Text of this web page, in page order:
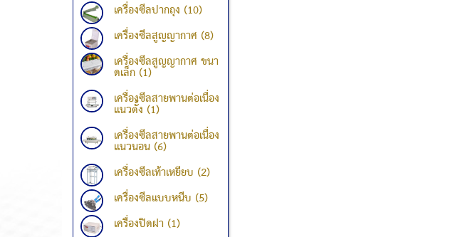
เครื่องซีลปากถุง (10)
เครื่องซีลสูญญากาศ (8)
เครื่องซีลสูญญากาศ ขนา
ดเล็ก (1)
เครื่องซีลสายพานต่อเนื่อง
แนวตั้ง (1)
เครื่องซีลสายพานต่อเนื่อง
แนวนอน (6)
เครื่องซีลเท้าเหยียบ (2)
เครื่องซีลแบบหนีบ (5)
เครื่องปิดฝา (1)